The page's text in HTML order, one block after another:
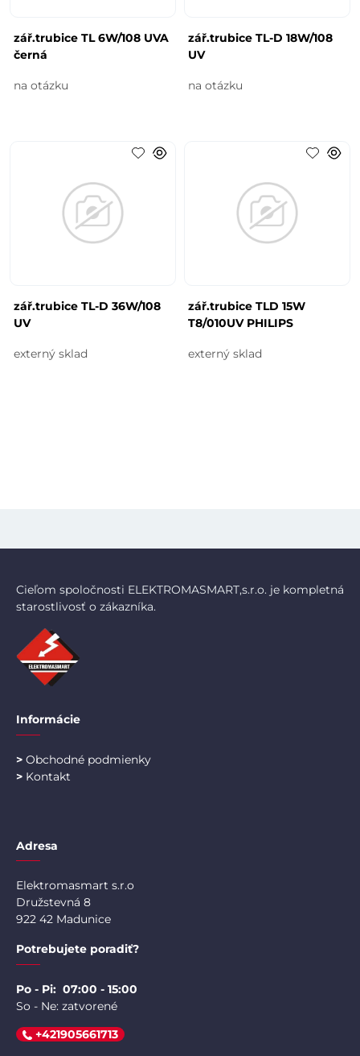
zář.trubice TL 6W/108 UVA
černá
na otázku
zář.trubice TL-D 18W/108
UV
na otázku
zář.trubice TL-D 36W/108
UV
externý sklad
zář.trubice TLD 15W
T8/010UV PHILIPS
externý sklad
Cieľom spoločnosti ELEKTROMASMART,s.r.o. je kompletná
starostlivosť o zákazníka.
Informácie
> Obchodné podmienky
> Kontakt
Adresa
Elektromasmart s.r.o
Družstevná 8
922 42 Madunice
Potrebujete poradiť?
Po - Pi: 07:00 - 15:00
So - Ne: zatvorené
+421905661713